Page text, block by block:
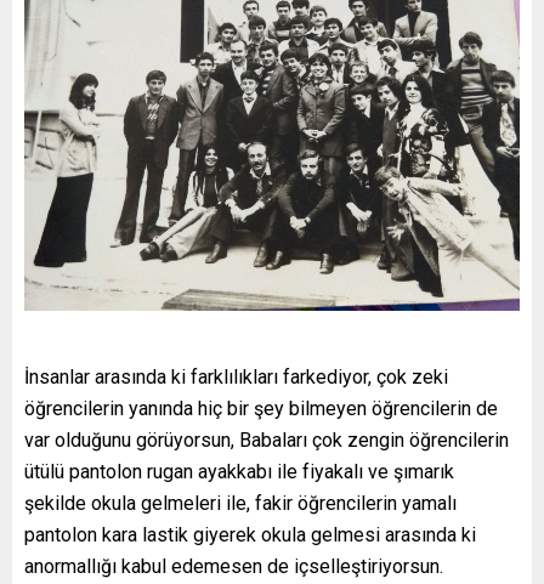
İnsanlar arasında ki farklılıkları farkediyor, çok zeki
öğrencilerin yanında hiç bir şey bilmeyen öğrencilerin de
var olduğunu görüyorsun, Babaları çok zengin öğrencilerin
ütülü pantolon rugan ayakkabı ile fiyakalı ve şımarık
şekilde okula gelmeleri ile, fakir öğrencilerin yamalı
pantolon kara lastik giyerek okula gelmesi arasında ki
anormallığı kabul edemesen de içselleştiriyorsun.